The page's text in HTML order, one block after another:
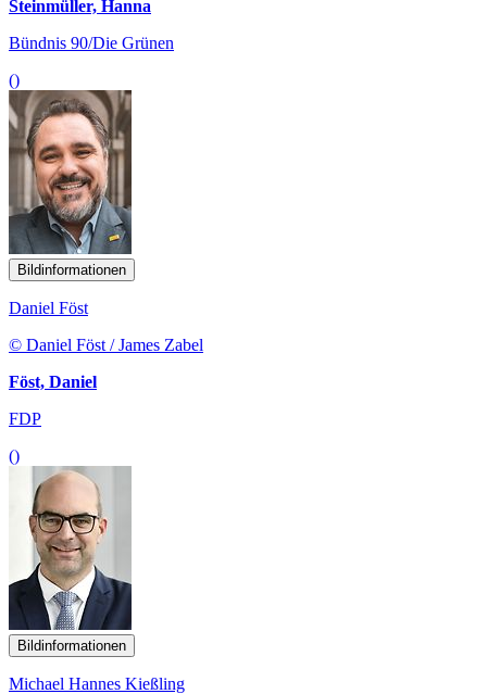
Steinmüller, Hanna
Bündnis 90/Die Grünen
()
Bildinformationen
Daniel Föst
© Daniel Föst / James Zabel
Föst, Daniel
FDP
()
Bildinformationen
Michael Hannes Kießling